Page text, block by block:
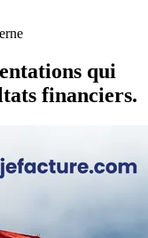
qui
financiers.